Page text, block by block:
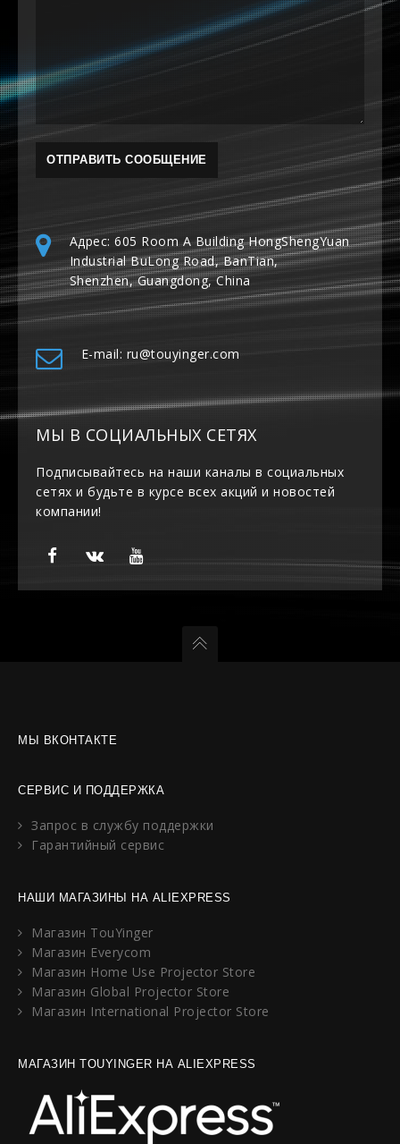
Адрес: 605 Room A Building HongShengYuan
Industrial BuLong Road, BanTian,
Shenzhen, Guangdong, China
E-mail: ru@touyinger.com
МЫ В СОЦИАЛЬНЫХ СЕТЯХ
Подписывайтесь на наши каналы в социальных
сетях и будьте в курсе всех акций и новостей
компании!
МЫ ВКОНТАКТЕ
СЕРВИС И ПОДДЕРЖКА
Запрос в службу поддержки
Гарантийный сервис
НАШИ МАГАЗИНЫ НА ALIEXPRESS
Магазин TouYinger
Магазин Everycom
Магазин Home Use Projector Store
Магазин Global Projector Store
Магазин International Projector Store
МАГАЗИН TOUYINGER НА ALIEXPRESS